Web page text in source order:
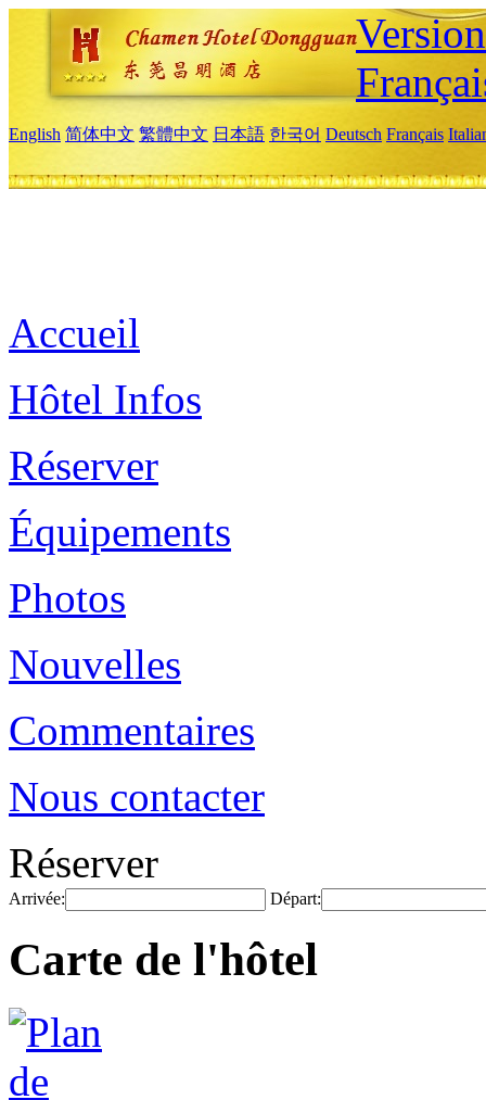
English 简体中文 繁體中文 日本語 한국어 Deutsch Français
Accueil
Hôtel Infos
Réserver
Équipements
Photos
Nouvelles
Commentaires
Nous contacter
Réserver
Arrivée: Départ:
Carte de l'hôtel